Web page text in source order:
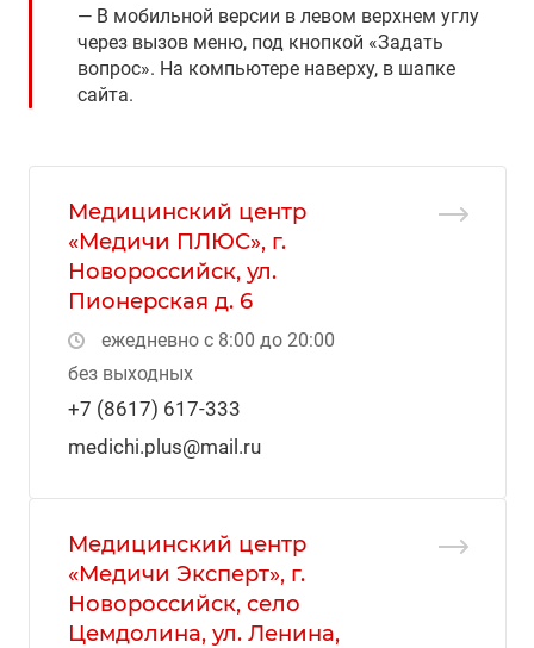
В мобильной версии в левом верхнем углу
через вызов меню, под кнопкой «Задать
вопрос». На компьютере наверху, в шапке
сайта.
Медицинский центр
«Медичи ПЛЮС», г.
Новороссийск, ул.
Пионерская д. 6
ежедневно с 8:00 до 20:00
без выходных
+7 (8617) 617-333
medichi.plus@mail.ru
Медицинский центр
«Медичи Эксперт», г.
Новороссийск, село
Цемдолина, ул. Ленина,